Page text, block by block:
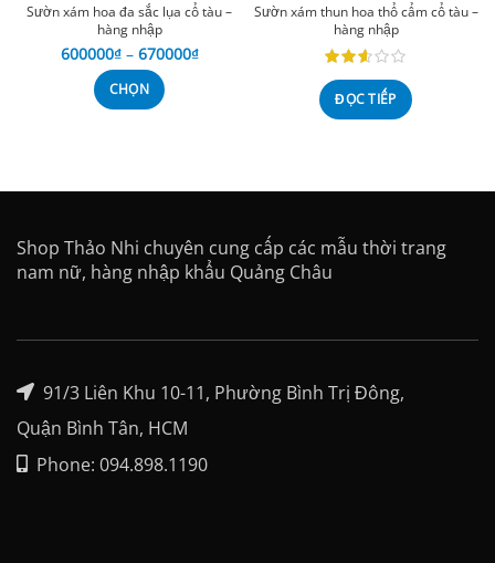
Sườn xám hoa đa sắc lụa cổ tàu –
hàng nhập
600000₫ – 670000₫
CHỌN
Sườn xám thun hoa thổ cẩm cổ tàu –
hàng nhập
ĐỌC TIẾP
Shop Thảo Nhi chuyên cung cấp các mẫu thời trang
nam nữ, hàng nhập khẩu Quảng Châu
91/3 Liên Khu 10-11, Phường Bình Trị Đông,
Quận Bình Tân, HCM
Phone: 094.898.1190